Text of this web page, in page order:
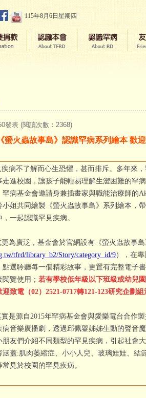
115年8月6日星期四
發表 (閱讀次數：2368)
螢火蟲故事島》認識罕病系列繪本 歡
病不了解而心生恐懼，甚而排斥。多年來
進校園，讓孩子能輕易理解生澀困難的罕
病基金會邀請身兼插畫家與職能治療師的
小姐共同繪製《螢火蟲故事島》系列繪本，
一起認識罕見疾病。
為廣泛，基金會於官網設有《螢火蟲故事島
tfrd/library_b2/Story/category_id/9），在
點選聆聽每一個精彩故事，更置有完整電子
覽使用； 若有學校低年級以下班級或幼兒
致電（02）2521-0717轉121-123研究企劃組
是源自2015年罕病基金會與愛樂電台合作
病音樂廣播劇，透過邱佩轝姊姊生動的聲音
友們介紹不同類型的罕見疾病，引起社會
蓋:肌肉萎縮症、小小人兒、玻璃娃娃、結
見於校園的罕見疾病。